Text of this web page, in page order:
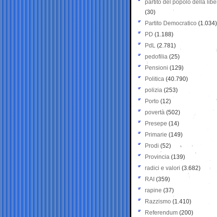
partito del popolo della
(30)
Partito Democratico (1.034)
PD (1.188)
PdL (2.781)
pedofilia (25)
Pensioni (129)
Politica (40.790)
polizia (253)
Porto (12)
povertà (502)
Presepe (14)
Primarie (149)
Prodi (52)
Provincia (139)
radici e valori (3.682)
RAI (359)
rapine (37)
Razzismo (1.410)
Referendum (200)